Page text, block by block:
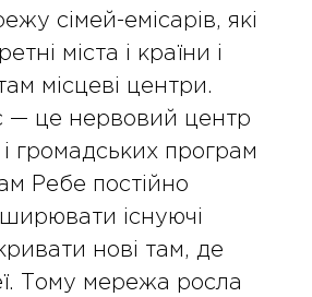
сімей-емісарів, які
міста і країни і
місцеві центри.
це нервовий центр
і громадських програм
Ребе постійно
існуючі
нові там, де
Тому мережа росла